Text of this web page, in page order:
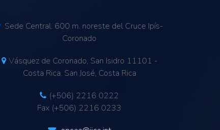
Sede Central. 600 m. noreste del Cruce Ipís-
Coronado
Vásquez de Coronado, San Isidro 11101 -
Costa Rica. San José, Costa Rica
(+506) 2216 0222
Fax (+506) 2216 0233